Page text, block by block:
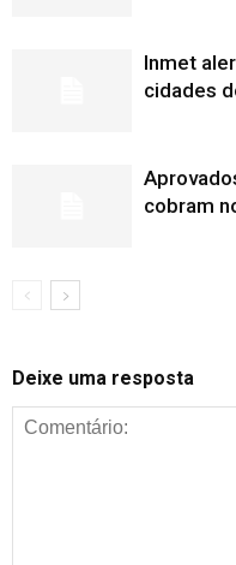
Inmet
cidades
cobram
Deixe uma resposta